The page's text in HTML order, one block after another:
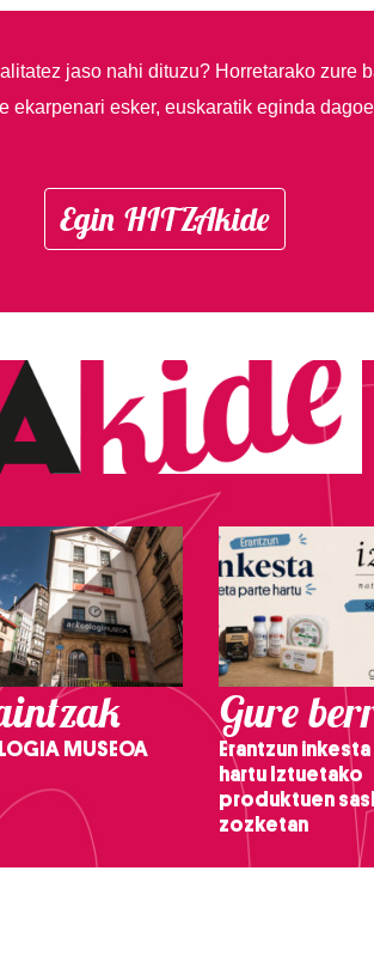
jaso nahi dituzu? Horretarako zure
ekarpenari esker, euskaratik eginda
Egin HITZAkide
MUSEOA
Gure
Erantzun
hartu Iztuetako
produktuen
zozketan